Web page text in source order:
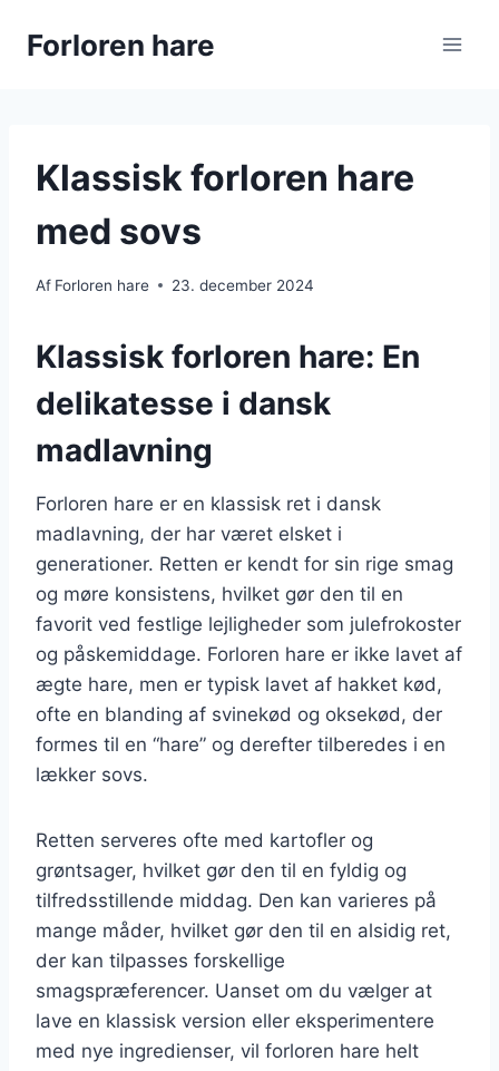
Forloren hare
Klassisk forloren hare
med sovs
Af Forloren hare 23. december 2024
Klassisk forloren hare: En
delikatesse i dansk
madlavning
Forloren hare er en klassisk ret i dansk
madlavning, der har været elsket i
generationer. Retten er kendt for sin rige smag
og møre konsistens, hvilket gør den til en
favorit ved festlige lejligheder som julefrokoster
og påskemiddage. Forloren hare er ikke lavet af
ægte hare, men er typisk lavet af hakket kød,
ofte en blanding af svinekød og oksekød, der
formes til en “hare” og derefter tilberedes i en
lækker sovs.
Retten serveres ofte med kartofler og
grøntsager, hvilket gør den til en fyldig og
tilfredsstillende middag. Den kan varieres på
mange måder, hvilket gør den til en alsidig ret,
der kan tilpasses forskellige
smagspræferencer. Uanset om du vælger at
lave en klassisk version eller eksperimentere
med nye ingredienser, vil forloren hare helt